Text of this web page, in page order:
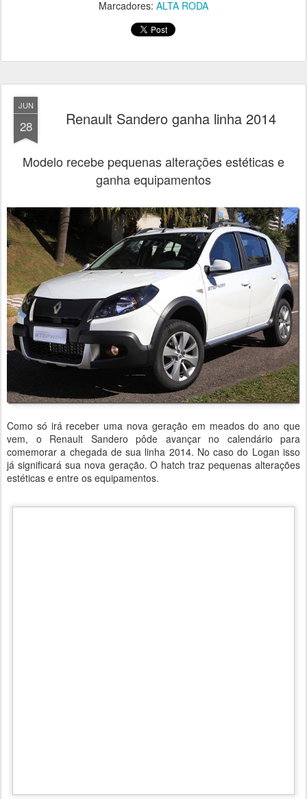
Marcadores: ALTA RODA
JUN
28 Renault Sandero ganha linha 2014
Modelo recebe pequenas alterações estéticas e
ganha equipamentos
Como só irá receber uma nova geração em meados do ano que
vem, o Renault Sandero pôde avançar no calendário para
comemorar a chegada de sua linha 2014. No caso do Logan isso
já significará sua nova geração. O hatch traz pequenas alterações
estéticas e entre os equipamentos.